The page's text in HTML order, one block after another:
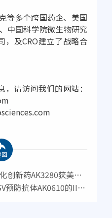
等多个跨国药企、美国
中国科学院微生物研究
，及CRO建立了战略合
请访问我们的网站：
创新药AK3280获美国
床试验
预防抗体AK0610的II期
回